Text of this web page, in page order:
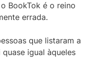
BookTok é o reino
errada.
que listaram a
igual àqueles